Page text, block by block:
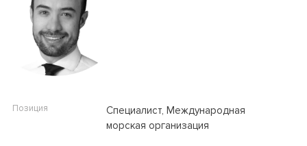
Позиция
Специалист, Международная
морская организация